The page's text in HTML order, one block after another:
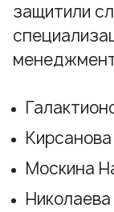
защитили
Москина